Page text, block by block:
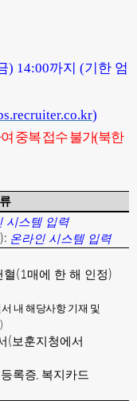
) 14:00까지 (기한 엄
)
중복 접수 불가(북한
시스템 입력
): 온라인 시스템 입력
혈(1매에 한 해 인정)
내 해당사항 기재 및
)
(보훈지청에서
록증, 복지카드